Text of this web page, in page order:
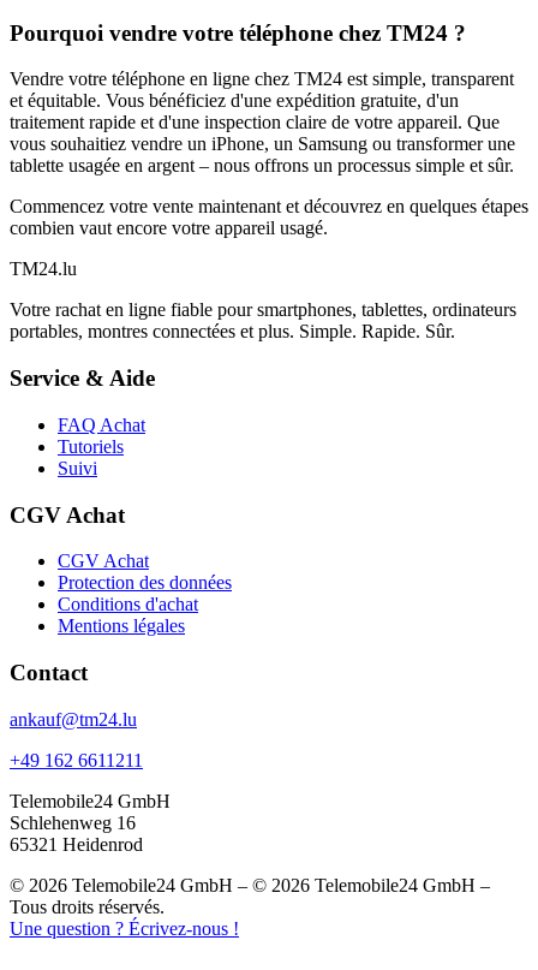
Pourquoi vendre votre téléphone chez TM24 ?
Vendre votre téléphone en ligne chez TM24 est simple, transparent
et équitable. Vous bénéficiez d'une expédition gratuite, d'un
traitement rapide et d'une inspection claire de votre appareil. Que
vous souhaitiez vendre un iPhone, un Samsung ou transformer une
tablette usagée en argent – nous offrons un processus simple et sûr.
Commencez votre vente maintenant et découvrez en quelques étapes
combien vaut encore votre appareil usagé.
TM24.lu
Votre rachat en ligne fiable pour smartphones, tablettes, ordinateurs
portables, montres connectées et plus. Simple. Rapide. Sûr.
Service & Aide
FAQ Achat
Tutoriels
Suivi
CGV Achat
CGV Achat
Protection des données
Conditions d'achat
Mentions légales
Contact
ankauf@tm24.lu
+49 162 6611211
Telemobile24 GmbH
Schlehenweg 16
65321 Heidenrod
© 2026 Telemobile24 GmbH – © 2026 Telemobile24 GmbH –
Tous droits réservés.
Une question ? Écrivez-nous !